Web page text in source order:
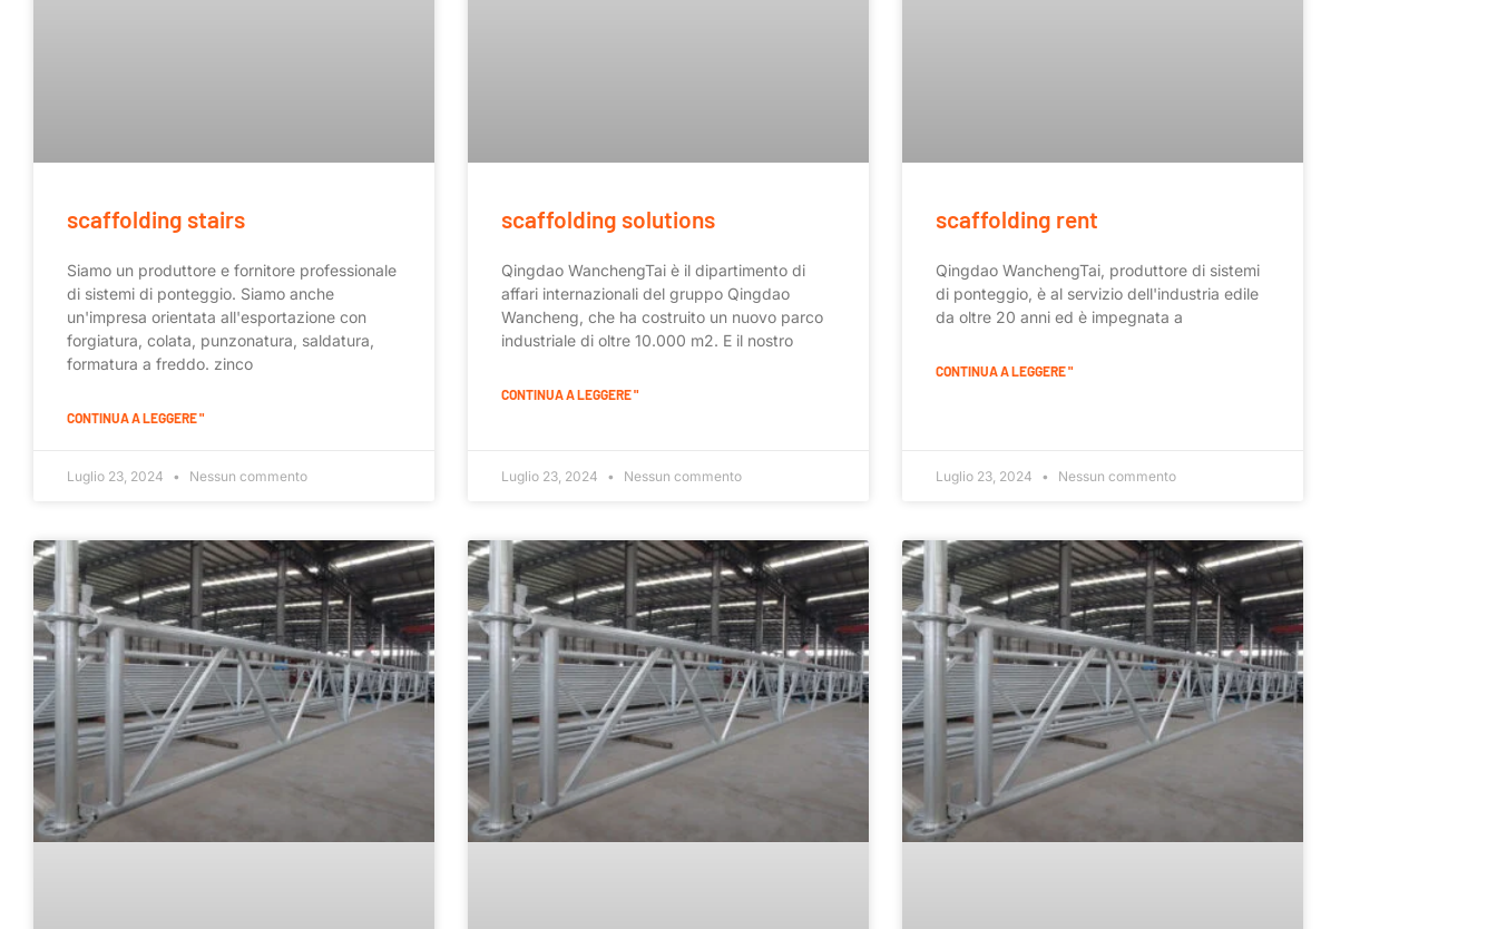
scaffolding stairs
Siamo un produttore e fornitore professionale
di sistemi di ponteggio. Siamo anche
un'impresa orientata all'esportazione con
forgiatura, colata, punzonatura, saldatura,
formatura a freddo. zinco
CONTINUA A LEGGERE "
Luglio 23, 2024 Nessun commento
scaffolding solutions
Qingdao WanchengTai è il dipartimento di
affari internazionali del gruppo Qingdao
Wancheng, che ha costruito un nuovo parco
industriale di oltre 10.000 m2. E il nostro
CONTINUA A LEGGERE "
Luglio 23, 2024 Nessun commento
scaffolding rent
Qingdao WanchengTai, produttore di sistemi
di ponteggio, è al servizio dell'industria edile
da oltre 20 anni ed è impegnata a
CONTINUA A LEGGERE "
Luglio 23, 2024 Nessun commento